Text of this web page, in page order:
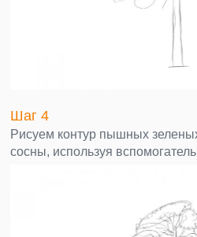
Шаг 4
Рисуем контур пышных
сосны, используя